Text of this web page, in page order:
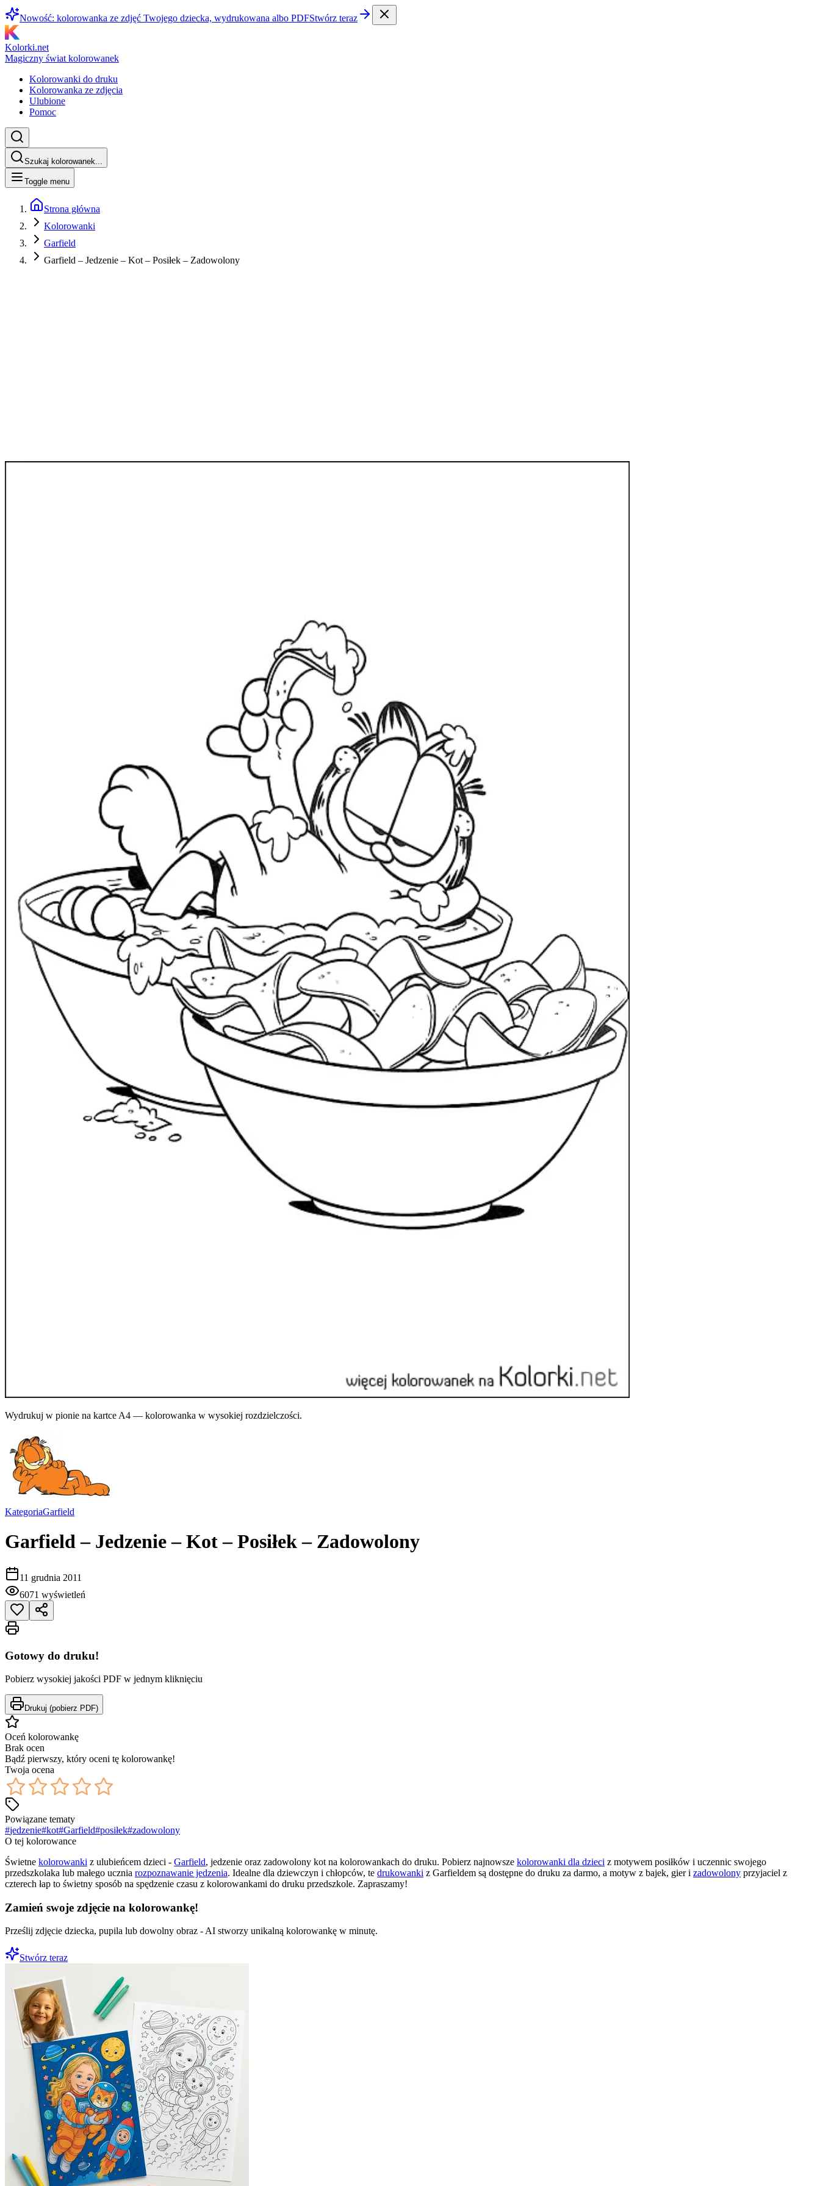
Nowość: kolorowanka ze zdjęć Twojego dziecka, wydrukowana albo PDFStwórz teraz
Kolorki.net
Magiczny świat kolorowanek
Kolorowanki do druku
Kolorowanka ze zdjęcia
Ulubione
Pomoc
Szukaj kolorowanek...
Toggle menu
Strona główna
Kolorowanki
Garfield
Garfield – Jedzenie – Kot – Posiłek – Zadowolony
Wydrukuj w pionie na kartce A4 — kolorowanka w wysokiej rozdzielczości.
KategoriaGarfield
Garfield – Jedzenie – Kot – Posiłek – Zadowolony
11 grudnia 2011
6071 wyświetleń
Gotowy do druku!
Pobierz wysokiej jakości PDF w jednym kliknięciu
Drukuj (pobierz PDF)
Oceń kolorowankę
Brak ocen
Bądź pierwszy, który oceni tę kolorowankę!
Twoja ocena
Powiązane tematy
#jedzenie#kot#Garfield#posiłek#zadowolony
O tej kolorowance
Świetne kolorowanki z ulubieńcem dzieci - Garfield, jedzenie oraz zadowolony kot na kolorowankach do druku. Pobierz najnowsze kolorowanki dla dzieci z motywem posiłków i uczennic swojego
przedszkolaka lub małego ucznia rozpoznawanie jedzenia. Idealne dla dziewczyn i chłopców, te drukowanki z Garfieldem są dostępne do druku za darmo, a motyw z bajek, gier i zadowolony przyjaciel z
czterech łap to świetny sposób na spędzenie czasu z kolorowankami do druku przedszkole. Zapraszamy!
Zamień swoje zdjęcie na kolorowankę!
Prześlij zdjęcie dziecka, pupila lub dowolny obraz - AI stworzy unikalną kolorowankę w minutę.
Stwórz teraz